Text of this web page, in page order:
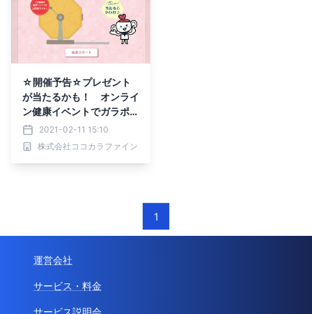
☆開催予告☆プレゼント
が当たるかも！ オンライ
ン健康イベントでガラポン
してみよう！
2021-02-11 15:10
株式会社ココカラファイン
1
運営会社
サービス・料金
サービス説明会